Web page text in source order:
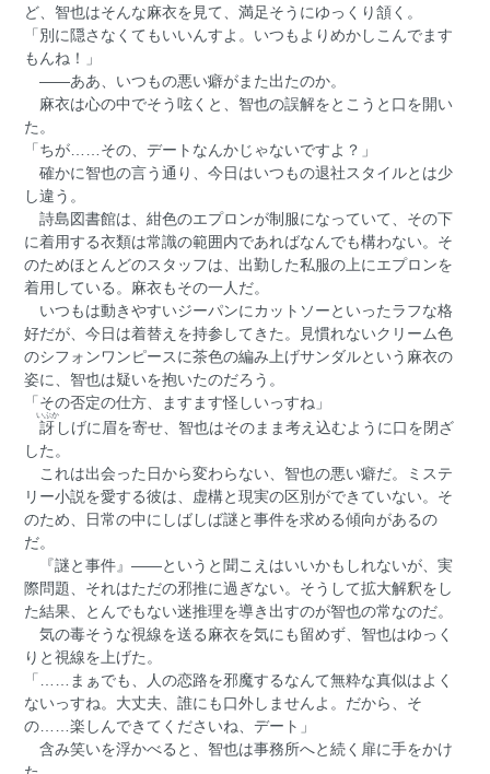
ど、智也はそんな麻衣を見て、満足そうにゆっくり頷く。
「別に隠さなくてもいいんすよ。いつもよりめかしこんでます
もんね！」
――ああ、いつもの悪い癖がまた出たのか。
麻衣は心の中でそう呟くと、智也の誤解をとこうと口を開い
た。
「ちが……その、デートなんかじゃないですよ？」
確かに智也の言う通り、今日はいつもの退社スタイルとは少
し違う。
詩島図書館は、紺色のエプロンが制服になっていて、その下
に着用する衣類は常識の範囲内であればなんでも構わない。そ
のためほとんどのスタッフは、出勤した私服の上にエプロンを
着用している。麻衣もその一人だ。
いつもは動きやすいジーパンにカットソーといったラフな格
好だが、今日は着替えを持参してきた。見慣れないクリーム色
のシフォンワンピースに茶色の編み上げサンダルという麻衣の
姿に、智也は疑いを抱いたのだろう。
「その否定の仕方、ますます怪しいっすね」
訝
いぶか
しげに眉を寄せ、智也はそのまま考え込むように口を閉ざ
した。
これは出会った日から変わらない、智也の悪い癖だ。ミステ
リー小説を愛する彼は、虚構と現実の区別ができていない。そ
のため、日常の中にしばしば謎と事件を求める傾向があるの
だ。
『謎と事件』――というと聞こえはいいかもしれないが、実
際問題、それはただの邪推に過ぎない。そうして拡大解釈をし
た結果、とんでもない迷推理を導き出すのが智也の常なのだ。
気の毒そうな視線を送る麻衣を気にも留めず、智也はゆっく
りと視線を上げた。
「……まぁでも、人の恋路を邪魔するなんて無粋な真似はよく
ないっすね。大丈夫、誰にも口外しませんよ。だから、そ
の……楽しんできてくださいね、デート」
含み笑いを浮かべると、智也は事務所へと続く扉に手をかけ